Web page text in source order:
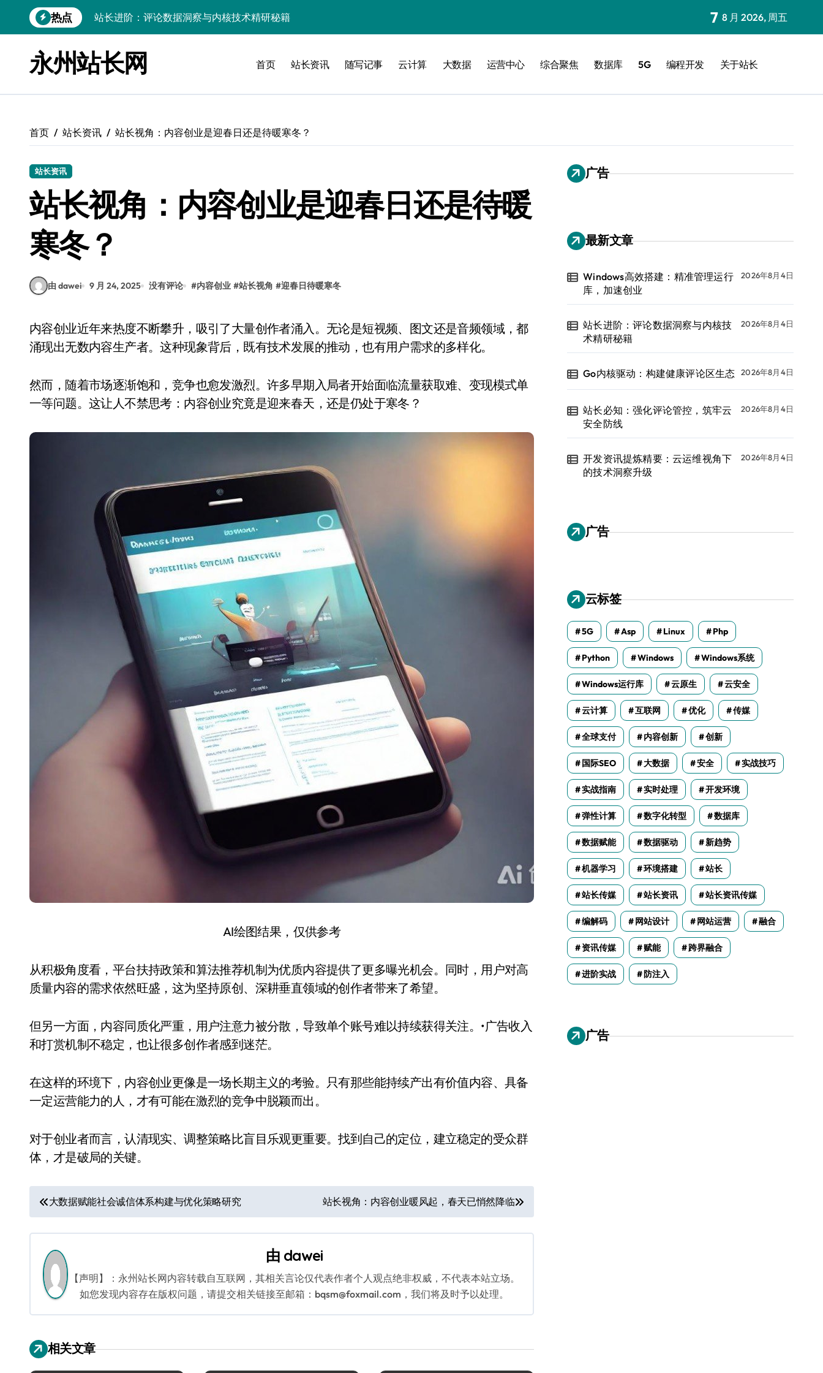
到
热点
Go内核驱动：构建健康评论区生态
站长必知：强化评论管控，筑牢云安全防线
数据驱动交互优化，赋能站长高效运营
弹性计算赋能Android云架构性能跃迁
7 8 月 2026, 周五
永州站长网 首页 站长资讯 随写记事 云计算 大数据 运营中心 综合聚焦 数据库 5G 编程开发 关于站长
首页 站长资讯 站长视角：内容创业是迎春日还是待暖寒冬？
站长资讯
站长视角：内容创业是迎春日还是待暖
寒冬？
由 dawei 9 月 24, 2025 没有评论 #内容创业 #站长视角 #迎春日待暖寒冬
内容创业近年来热度不断攀升，吸引了大量创作者涌入。无论是短视频、图文还是音频领域，都
涌现出无数内容生产者。这种现象背后，既有技术发展的推动，也有用户需求的多样化。
然而，随着市场逐渐饱和，竞争也愈发激烈。许多早期入局者开始面临流量获取难、变现模式单
一等问题。这让人不禁思考：内容创业究竟是迎来春天，还是仍处于寒冬？
AI绘图结果，仅供参考
从积极角度看，平台扶持政策和算法推荐机制为优质内容提供了更多曝光机会。同时，用户对高
质量内容的需求依然旺盛，这为坚持原创、深耕垂直领域的创作者带来了希望。
但另一方面，内容同质化严重，用户注意力被分散，导致单个账号难以持续获得关注。•广告收入
和打赏机制不稳定，也让很多创作者感到迷茫。
在这样的环境下，内容创业更像是一场长期主义的考验。只有那些能持续产出有价值内容、具备
一定运营能力的人，才有可能在激烈的竞争中脱颖而出。
对于创业者而言，认清现实、调整策略比盲目乐观更重要。找到自己的定位，建立稳定的受众群
体，才是破局的关键。
文
章
导
航
大数据赋能社会诚信体系构建与优化策略研究 站长视角：内容创业暖风起，春天已悄然降临
由 dawei
【声明】：永州站长网内容转载自互联网，其相关言论仅代表作者个人观点绝非权威，不代表本站立场。
如您发现内容存在版权问题，请提交相关链接至邮箱：bqsm@foxmail.com，我们将及时予以处理。
相关文章
广告
最新文章
Windows高效搭建：精准管理运行
库，加速创业
2026年8月4日
站长进阶：评论数据洞察与内核技
术精研秘籍
2026年8月4日
Go内核驱动：构建健康评论区生态 2026年8月4日
站长必知：强化评论管控，筑牢云
安全防线
2026年8月4日
开发资讯提炼精要：云运维视角下
的技术洞察升级
2026年8月4日
广告
云标签
5G Asp Linux Php
Python Windows Windows系统
Windows运行库 云原生 云安全
云计算 互联网 优化 传媒
全球支付 内容创新 创新
国际SEO 大数据 安全 实战技巧
实战指南 实时处理 开发环境
弹性计算 数字化转型 数据库
数据赋能 数据驱动 新趋势
机器学习 环境搭建 站长
站长传媒 站长资讯 站长资讯传媒
编解码 网站设计 网站运营 融合
资讯传媒 赋能 跨界融合
进阶实战 防注入
广告